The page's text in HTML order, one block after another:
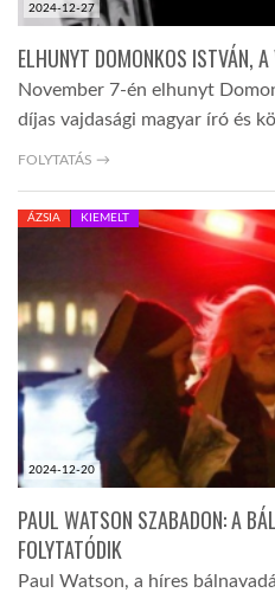
A NAP SZÉPE
LINKTR.EE
LATIMO.HU
GLOBOBOOK
2024-12-27
ELHUNYT DOMONKOS ISTVÁN,
November 7-én elhunyt
díjas vajdasági magyar író és
FOLYTATÁS →
2024-12-20
ÁZSIA KIEMELT
PAUL WATSON SZABADON: A
FOLYTATÓDIK
Paul Watson, a híres